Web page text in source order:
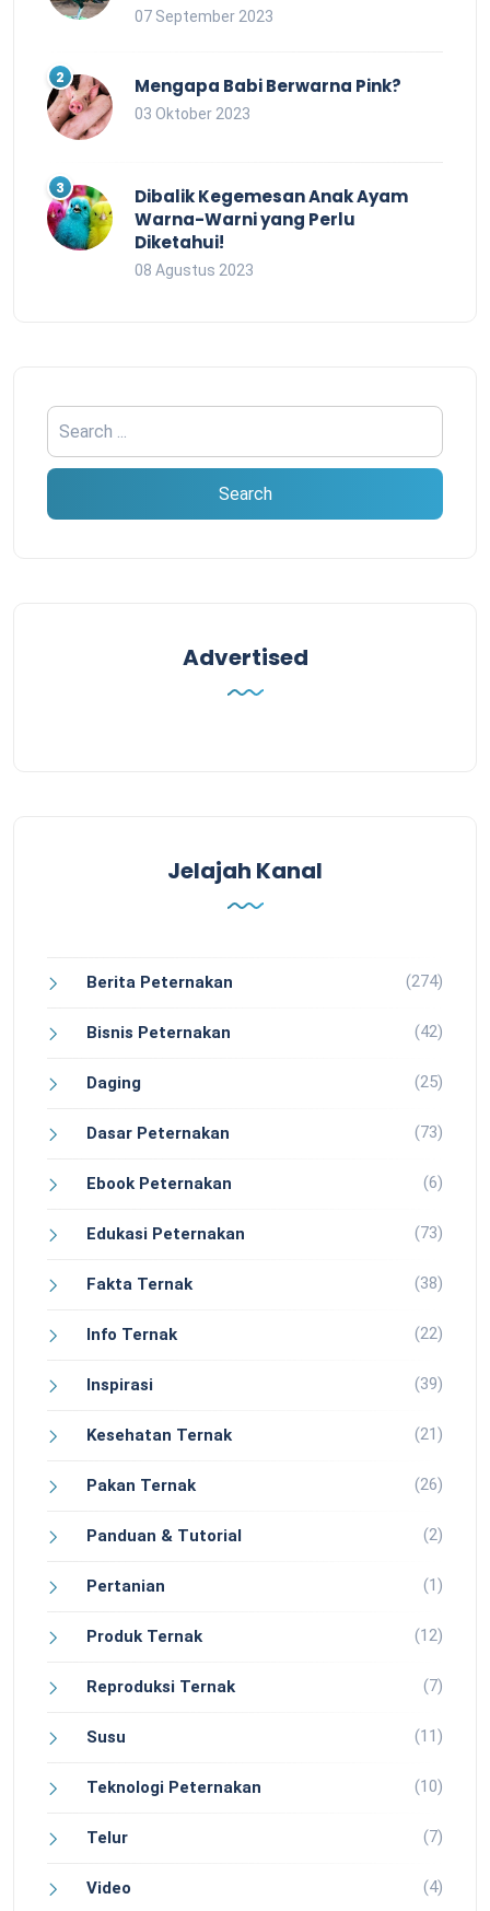
07 September 2023
Mengapa Babi Berwarna Pink?
03 Oktober 2023
Dibalik Kegemesan Anak Ayam
Warna-Warni yang Perlu
Diketahui!
08 Agustus 2023
Advertised
Jelajah Kanal
Berita Peternakan (274)
Bisnis Peternakan (42)
Daging (25)
Dasar Peternakan (73)
Ebook Peternakan (6)
Edukasi Peternakan (73)
Fakta Ternak (38)
Info Ternak (22)
Inspirasi (39)
Kesehatan Ternak (21)
Pakan Ternak (26)
Panduan & Tutorial (2)
Pertanian (1)
Produk Ternak (12)
Reproduksi Ternak (7)
Susu (11)
Teknologi Peternakan (10)
Telur (7)
Video (4)